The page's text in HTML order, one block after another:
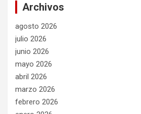
Archivos
agosto 2026
julio 2026
junio 2026
mayo 2026
abril 2026
marzo 2026
febrero 2026